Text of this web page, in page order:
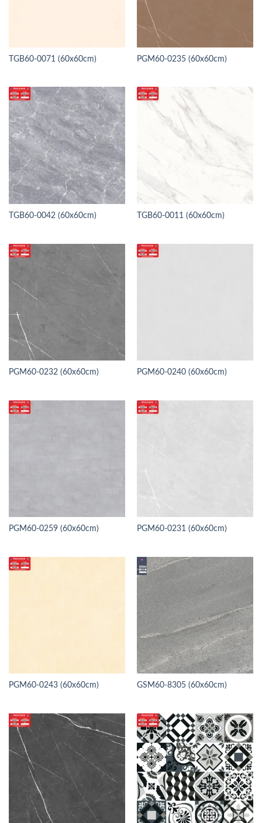
TGB60-0071 (60x60cm) PGM60-0235 (60x60cm)
TGB60-0042 (60x60cm) TGB60-0011 (60x60cm)
PGM60-0232 (60x60cm) PGM60-0240 (60x60cm)
PGM60-0259 (60x60cm) PGM60-0231 (60x60cm)
PGM60-0243 (60x60cm) GSM60-8305 (60x60cm)